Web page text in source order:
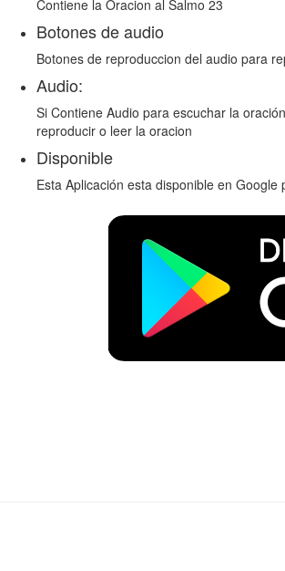
Contiene la Oracion al Salmo 23
Botones de audio
Botones de reproduccion del audio para
Audio:
Si Contiene Audio para escuchar la
reproducir o leer la oracion
Disponible
Esta Aplicación esta disponible en